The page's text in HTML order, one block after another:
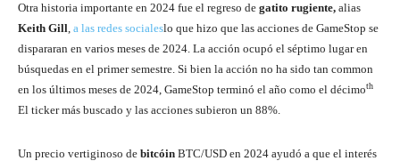
Otra historia importante en 2024 fue el regreso de gatito rugiente, alias
Keith Gill, a las redes socialeslo que hizo que las acciones de GameStop se
dispararan en varios meses de 2024. La acción ocupó el séptimo lugar en
búsquedas en el primer semestre. Si bien la acción no ha sido tan common
en los últimos meses de 2024, GameStop terminó el año como el décimoth
El ticker más buscado y las acciones subieron un 88%.
Un precio vertiginoso de bitcóin BTC/USD en 2024 ayudó a que el interés